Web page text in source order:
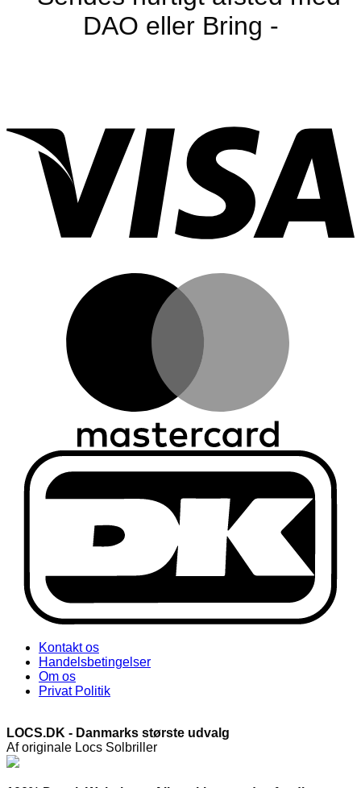
DAO eller Bring -
Kontakt os
Handelsbetingelser
Om os
Privat Politik
LOCS.DK - Danmarks største udvalg
Af originale Locs Solbriller